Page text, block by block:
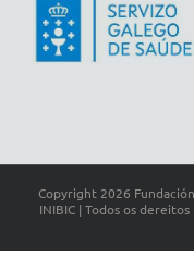
Copyright 2026
INIBIC | Todos os